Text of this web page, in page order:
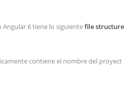
Angular 6 tiene lo siguientefile structure
contiene el nombre del proyect